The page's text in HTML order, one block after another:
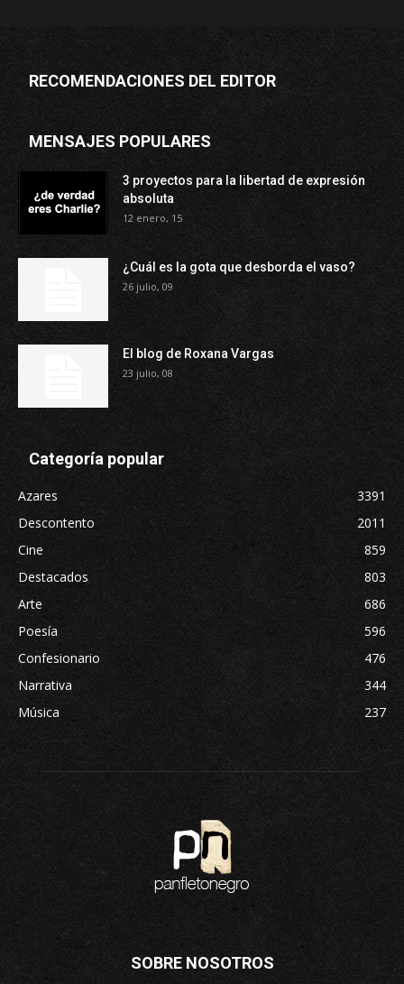
RECOMENDACIONES DEL EDITOR
MENSAJES POPULARES
3 proyectos para la libertad de expresión
absoluta
12 enero, 15
¿Cuál es la gota que desborda el vaso?
26 julio, 09
El blog de Roxana Vargas
23 julio, 08
Categoría popular
Azares
3391
Descontento
2011
Cine
859
Destacados
803
Arte
686
Poesía
596
Confesionario
476
Narrativa
344
Música
237
SOBRE NOSOTROS